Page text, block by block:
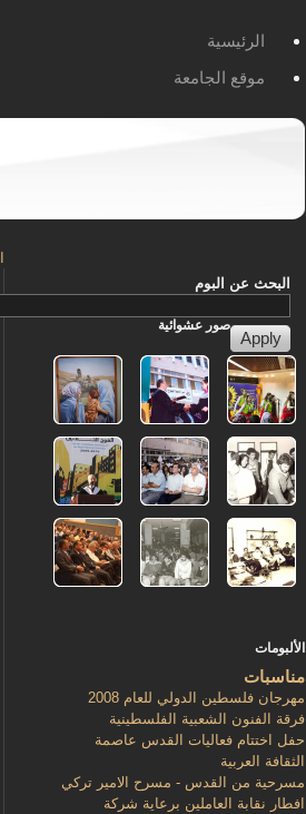
الرئيسية
موقع الجامعة
البحث عن البوم
صور عشوائية
الألبومات
مناسبات
مهرجان فلسطين الدولي للعام 2008
فرقة الفنون الشعبية الفلسطينية
حفل اختتام فعاليات القدس عاصمة
الثقافة العربية
مسرحية من القدس - مسرح الامير تركي
افطار نقابة العاملين برعاية شركة